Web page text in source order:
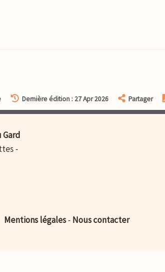
Dernière édition : 27 Apr 2026 Partager
-
Mentions légales- Nous contacter